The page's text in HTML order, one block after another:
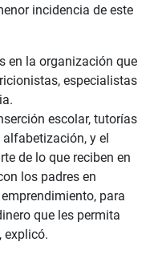
incidencia de este
en la organización que
especialistas
escolar, tutorías
y el
de lo que reciben en
los padres en
para
que les permita
explicó.